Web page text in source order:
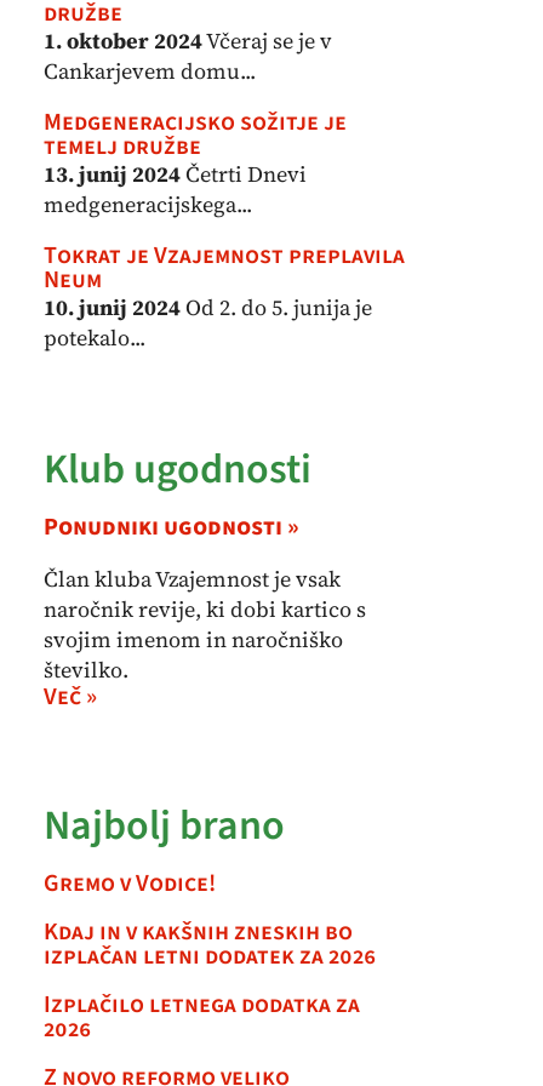
družbe
1. oktober 2024Včeraj se je v
Cankarjevem domu...
Medgeneracijsko sožitje je
temelj družbe
13. junij 2024Četrti Dnevi
medgeneracijskega...
Tokrat je Vzajemnost preplavila
Neum
10. junij 2024Od 2. do 5. junija je
potekalo...
Klub ugodnosti
Ponudniki ugodnosti »
Član kluba Vzajemnost je vsak
naročnik revije, ki dobi kartico s
svojim imenom in naročniško
številko.
Več »
Najbolj brano
Gremo v Vodice!
Kdaj in v kakšnih zneskih bo
izplačan letni dodatek za 2026
Izplačilo letnega dodatka za
2026
Z novo reformo veliko